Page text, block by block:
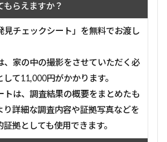
らえますか？
見チェックシート」を無料でお渡し
、家の中の撮影をさせていただく必
て11,000円がかかります。
トは、調査結果の概要をまとめたも
り詳細な調査内容や証拠写真などを
拠としても使用できます。